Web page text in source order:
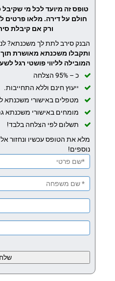
טופס זה מיועד לכל מי
חולם על דירה. מלאו פרטים
ורק אם קיבלת
הבנק סירב לתת לך משכנתא?
ותקבלו משכנתא מאושרת
המובילה לליווי פושטי רגל
כ – 95% הצלחה
ייעוץ חינם וללא התחייבות.
מטפלים באישורי משכנתא
מומחים באישורי משכנתא
תשלום לפי הצלחה בלבד!
מלא את הטופס עכשיו ונחזור
נוספים!